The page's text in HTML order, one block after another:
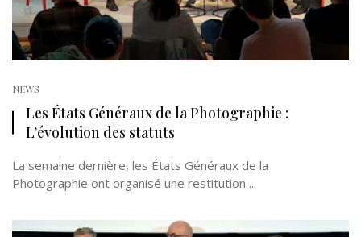
NEWS
Les États Généraux de la Photographie :
L’évolution des statuts
La semaine dernière, les États Généraux de la
Photographie ont organisé une restitution ...